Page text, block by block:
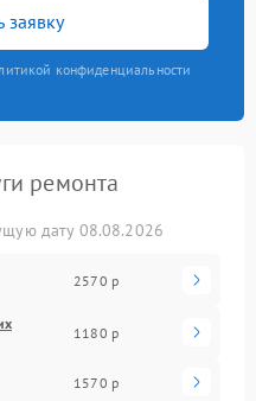
заявку
конфиденциальности
ремонта
дату 08.08.2026
2570 р
1180 р
1570 р